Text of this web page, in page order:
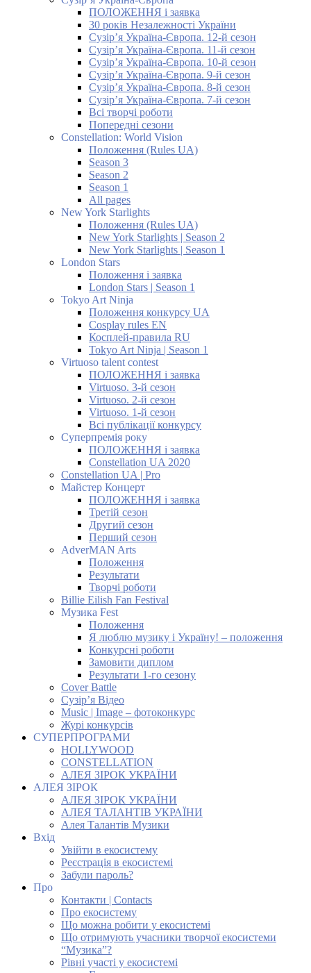
ПОЛОЖЕННЯ і заявка
30 років Незалежності України
Сузір’я Україна-Європа. 12-й сезон
Сузір’я Україна-Європа. 11-й сезон
Сузір’я Україна-Європа. 10-й сезон
Сузір’я Україна-Європа. 9-й сезон
Сузір’я Україна-Європа. 8-й сезон
Сузір’я Україна-Європа. 7-й сезон
Всі творчі роботи
Попередні сезони
Constellation: World Vision
Положення (Rules UA)
Season 3
Season 2
Season 1
All pages
New York Starlights
Положення (Rules UA)
New York Starlights | Season 2
New York Starlights | Season 1
London Stars
Положення і заявка
London Stars | Season 1
Tokyo Art Ninja
Положення конкурсу UA
Cosplay rules EN
Косплей-правила RU
Tokyo Art Ninja | Season 1
Virtuoso talent contest
ПОЛОЖЕННЯ і заявка
Virtuoso. 3-й сезон
Virtuoso. 2-й сезон
Virtuoso. 1-й сезон
Всі публікації конкурсу
Суперпремія року
ПОЛОЖЕННЯ і заявка
Constellation UA 2020
Constellation UA | Pro
Майстер Концерт
ПОЛОЖЕННЯ і заявка
Третій сезон
Другий сезон
Перший сезон
AdverMAN Arts
Положення
Результати
Творчі роботи
Billie Eilish Fan Festival
Музика Fest
Положення
Я люблю музику і Україну! – положення
Конкурсні роботи
Замовити диплом
Результати 1-го сезону
Cover Battle
Сузір’я Відео
Music | Image – фотоконкурс
Журі конкурсів
СУПЕРПРОГРАМИ
HOLLYWOOD
CONSTELLATION
АЛЕЯ ЗІРОК УКРАЇНИ
АЛЕЯ ЗІРОК
АЛЕЯ ЗІРОК УКРАЇНИ
АЛЕЯ ТАЛАНТІВ УКРАЇНИ
Алея Талантів Музики
Вхід
Увійти в екосистему
Реєстрація в екосистемі
Забули пароль?
Про
Контакти | Contacts
Про екосистему
Що можна робити у екосистемі
Що отримують учасники творчої екосистеми
“Музика”?
Рівні участі у екосистемі